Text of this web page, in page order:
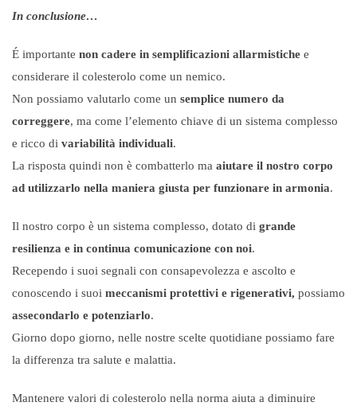
In conclusione…
É importante non cadere in semplificazioni allarmistiche e
considerare il colesterolo come un nemico.
Non possiamo valutarlo come un semplice numero da
correggere, ma come l’elemento chiave di un sistema complesso
e ricco di variabilità individuali.
La risposta quindi non è combatterlo ma aiutare il nostro corpo
ad utilizzarlo nella maniera giusta per funzionare in armonia.
Il nostro corpo è un sistema complesso, dotato di grande
resilienza e in continua comunicazione con noi.
Recependo i suoi segnali con consapevolezza e ascolto e
conoscendo i suoi meccanismi protettivi e rigenerativi, possiamo
assecondarlo e potenziarlo.
Giorno dopo giorno, nelle nostre scelte quotidiane possiamo fare
la differenza tra salute e malattia.
Mantenere valori di colesterolo nella norma aiuta a diminuire